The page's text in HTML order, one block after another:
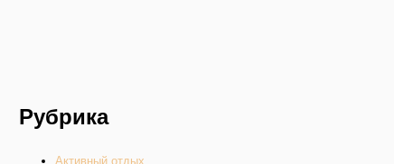
Рубрика
Активный отдых